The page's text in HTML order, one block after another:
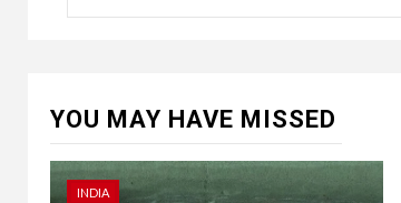
YOU MAY HAVE MISSED
INDIA